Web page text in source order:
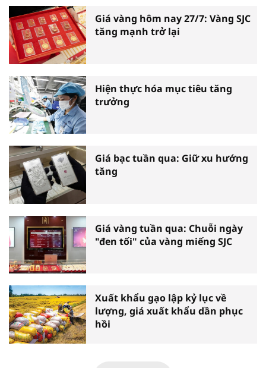
Giá vàng hôm nay 27/7: Vàng SJC
tăng mạnh trở lại
Hiện thực hóa mục tiêu tăng
trưởng
Giá bạc tuần qua: Giữ xu hướng
tăng
Giá vàng tuần qua: Chuỗi ngày
"đen tối" của vàng miếng SJC
Xuất khẩu gạo lập kỷ lục về
lượng, giá xuất khẩu dần phục
hồi